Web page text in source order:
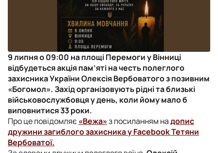
9 липня о 09:00 на площі Перемоги у Вінниці
відбудеться акція пам’яті на честь полеглого
захисника України Олексія Вербоватого з позивним
«Богомол». Захід організовують рідні та близькі
військовослужбовця у день, коли йому мало б
виповнитися 33 роки.
Про це повідомляє«Вежа»з посиланням надопис
дружини загиблого захисника у Facebook Тетяни
Вербоватої.